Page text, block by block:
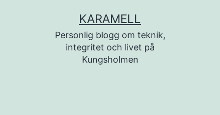
KARAMELL
Personlig blogg om teknik,
integritet och livet på
Kungsholmen